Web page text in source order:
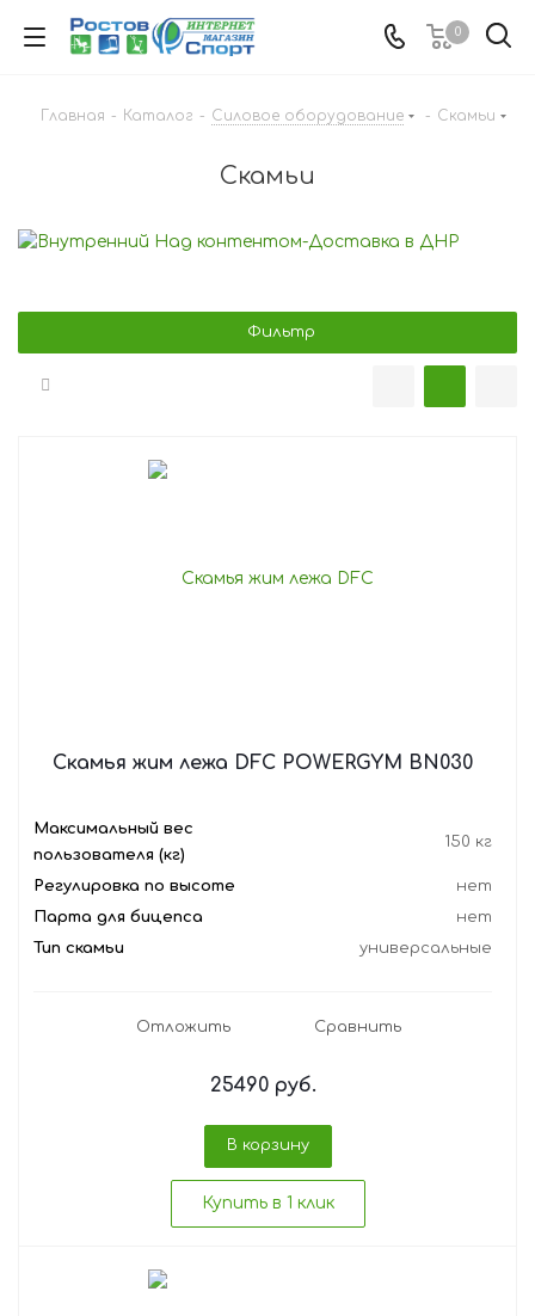
0
Главная - Каталог - Силовое оборудование - Скамьи
Скамьи
Фильтр
Скамья жим лежа DFC POWERGYM BN030
Максимальный вес
пользователя (кг)
150 кг
Регулировка по высоте
нет
Парта для бицепса
нет
Тип скамьи
универсальные
Отложить Сравнить
25490 руб.
В корзину
Купить в 1 клик